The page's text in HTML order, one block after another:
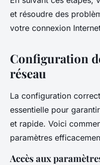
et résoudre des
votre connexion
Configuration
réseau
La configuration
essentielle pour
et rapide. Voici
paramètres
Accès aux